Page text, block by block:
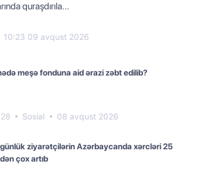
quraşdırıla...
10:23 09 avqust 2026
meşə fonduna aid ərazi zəbt edilib?
28 Sosial 08 avqust 2026
ziyarətçilərin Azərbaycanda xərcləri 25
çox artıb